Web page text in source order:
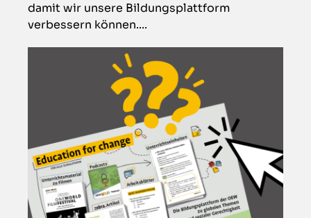
damit wir unsere Bildungsplattform
verbessern können....